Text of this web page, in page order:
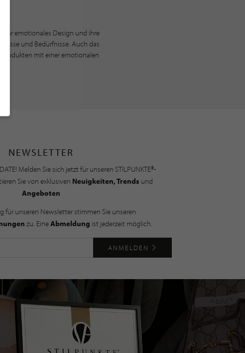
ihr emotionales Design und ihre
und Bedürfnisse. Auch das
mit einer emotionalen
NEWSLETTER
Melden Sie sich jetzt für unseren STILPUNKTE®-
Sie von exklusiven Neuigkeiten, Trends und
Angeboten
für unseren Newsletter stimmen Sie unseren
zu. EineAbmeldung ist jederzeit möglich.
ANMELDEN